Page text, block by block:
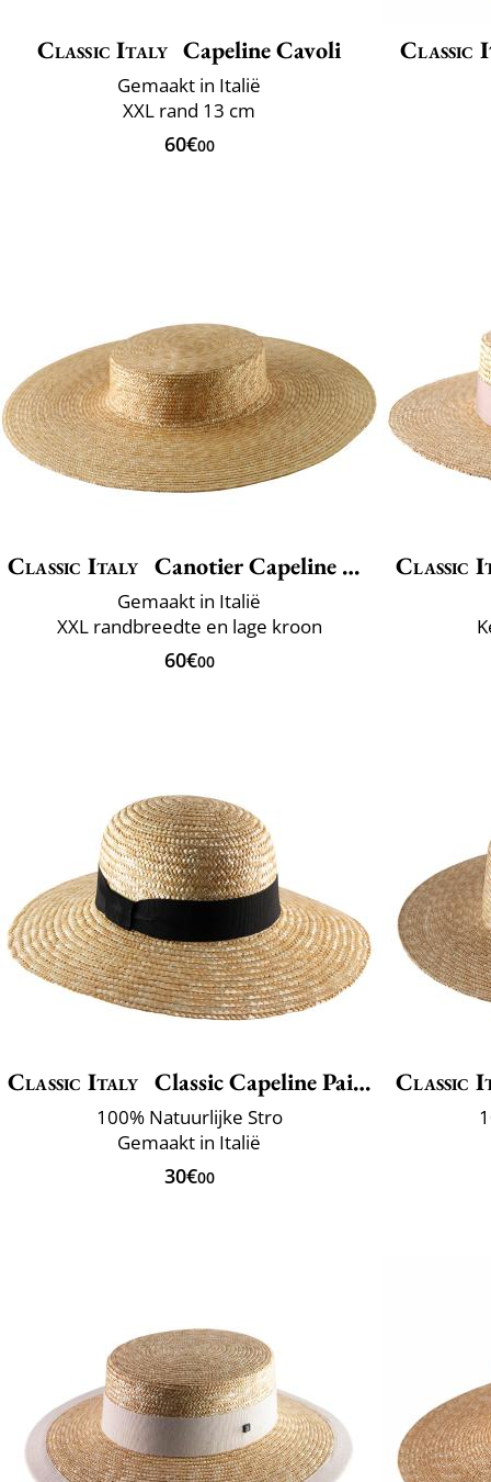
Classic Italy Capeline Cavoli
Gemaakt in Italië
XXL rand 13 cm
60€00
Classic
Classic Italy Canotier Capeline Luxe
Gemaakt in Italië
XXL randbreedte en lage kroon
60€00
Classic
Classic Italy Classic Capeline Paille
100% Natuurlijke Stro
Gemaakt in Italië
30€00
Classic